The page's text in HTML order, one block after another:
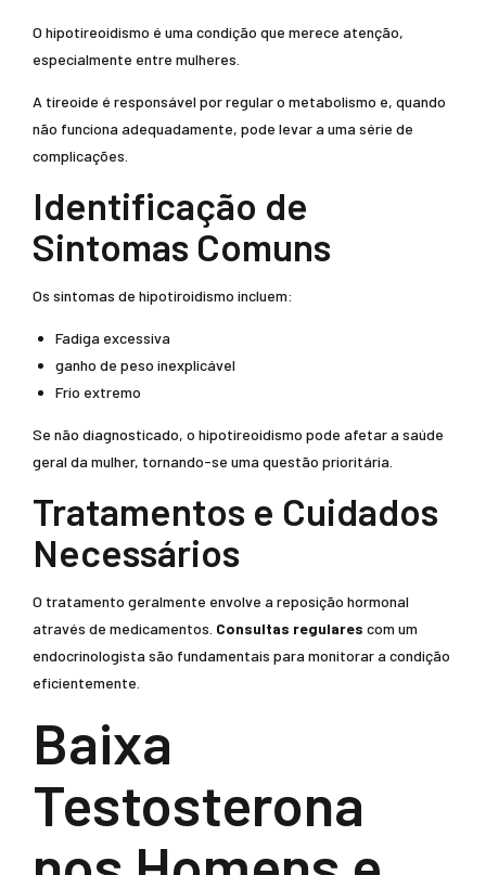
O hipotireoidismo é uma condição que merece atenção,
especialmente entre mulheres.
A tireoide é responsável por regular o metabolismo e, quando
não funciona adequadamente, pode levar a uma série de
complicações.
Identificação de
Sintomas Comuns
Os sintomas de hipotiroidismo incluem:
Fadiga excessiva
ganho de peso inexplicável
Frio extremo
Se não diagnosticado, o hipotireoidismo pode afetar a saúde
geral da mulher, tornando-se uma questão prioritária.
Tratamentos e Cuidados
Necessários
O tratamento geralmente envolve a reposição hormonal
através de medicamentos. Consultas regulares com um
endocrinologista são fundamentais para monitorar a condição
eficientemente.
Baixa
Testosterona